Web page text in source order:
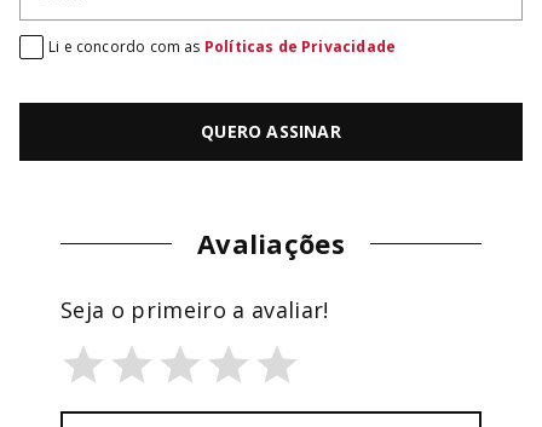
QUERO ASSINAR
Li e concordo com as Políticas de Privacidade
Avaliações
Seja o primeiro a avaliar!